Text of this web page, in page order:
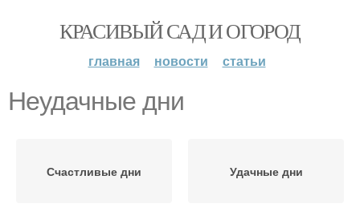
КРАСИВЫЙ САД И ОГОРОД
главная новости статьи
Неудачные дни
Счастливые дни Удачные дни